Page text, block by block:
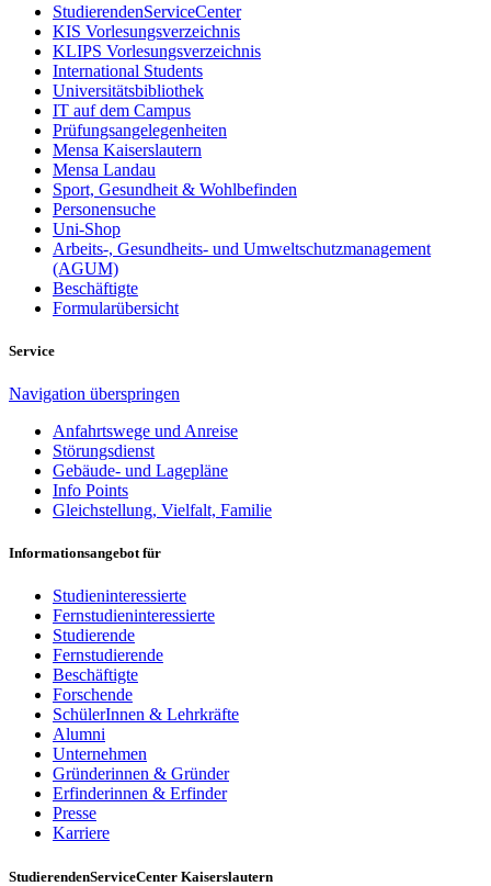
StudierendenServiceCenter
KIS Vorlesungsverzeichnis
KLIPS Vorlesungsverzeichnis
International Students
Universitätsbibliothek
IT auf dem Campus
Prüfungsangelegenheiten
Mensa Kaiserslautern
Mensa Landau
Sport, Gesundheit & Wohlbefinden
Personensuche
Uni-Shop
Arbeits-, Gesundheits- und Umweltschutzmanagement
(AGUM)
Beschäftigte
Formularübersicht
Service
Navigation überspringen
Anfahrtswege und Anreise
Störungsdienst
Gebäude- und Lagepläne
Info Points
Gleichstellung, Vielfalt, Familie
Informationsangebot für
Studieninteressierte
Fernstudieninteressierte
Studierende
Fernstudierende
Beschäftigte
Forschende
SchülerInnen & Lehrkräfte
Alumni
Unternehmen
Gründerinnen & Gründer
Erfinderinnen & Erfinder
Presse
Karriere
StudierendenServiceCenter Kaiserslautern